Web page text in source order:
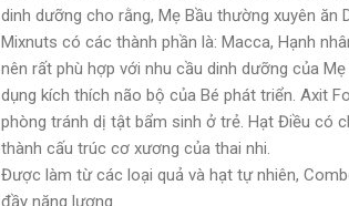
dinh dưỡng cho rằng, Mẹ Bầu thường xuyên ăn
Mixnuts có các thành phần là: Macca, Hạnh
nên rất phù hợp với nhu cầu dinh dưỡng của
dụng kích thích não bộ của Bé phát triển. Axit
phòng tránh dị tật bẩm sinh ở trẻ. Hạt Điều có
thành cấu trúc cơ xương của thai nhi.
Được làm từ các loại quả và hạt tự nhiên,
đầy năng lượng.